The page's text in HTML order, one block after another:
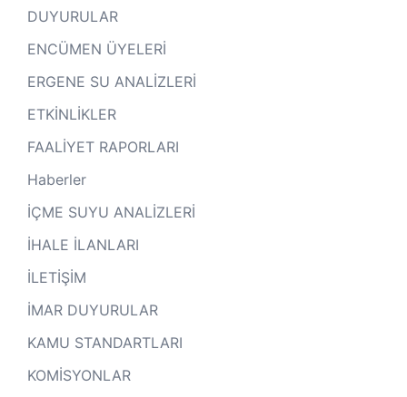
DUYURULAR
ENCÜMEN ÜYELERİ
ERGENE SU ANALİZLERİ
ETKİNLİKLER
FAALİYET RAPORLARI
Haberler
İÇME SUYU ANALİZLERİ
İHALE İLANLARI
İLETİŞİM
İMAR DUYURULAR
KAMU STANDARTLARI
KOMİSYONLAR